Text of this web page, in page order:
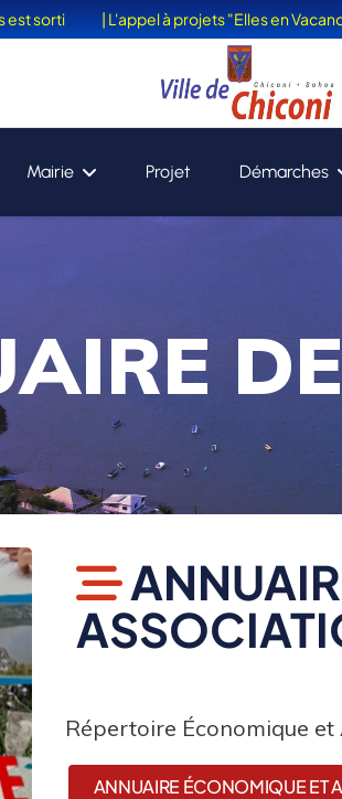
Mairie Projet Démarches
Répertoire Économique
ANNUAIRE ÉCONOMIQUE ET
| L'appel à projets "Elles en Vacances" à